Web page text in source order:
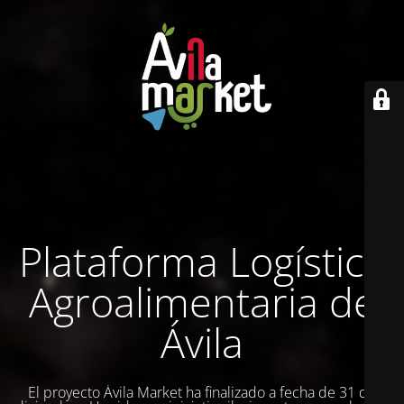
Plataforma Logística
Agroalimentaria de
Ávila
El proyecto Ávila Market ha finalizado a fecha de 31 de